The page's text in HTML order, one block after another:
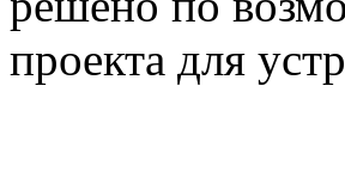
проекта для